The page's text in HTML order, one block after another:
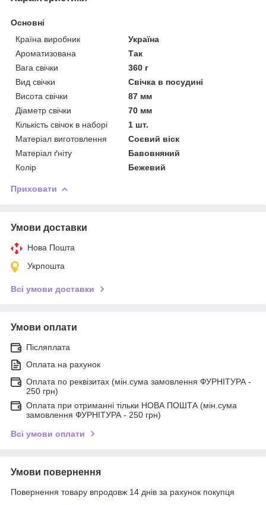
Основні
Країна виробник
Україна
Ароматизована
Так
Вага свічки
360 г
Вид свічки
Свічка в посудині
Висота свічки
87 мм
Діаметр свічки
70 мм
Кількість свічок в наборі
1 шт.
Матеріал виготовлення
Соєвий віск
Матеріал ґніту
Бавовняний
Колір
Бежевий
Приховати
Умови доставки
Нова Пошта
Укрпошта
Всі умови доставки
Умови оплати
Післяплата
Оплата на рахунок
Оплата по реквізитах (мін.сума замовлення ФУРНІТУРА -
250 грн)
Оплата при отриманні тільки НОВА ПОШТА (мін.сума
замовлення ФУРНІТУРА - 250 грн)
Всі умови оплати
Умови повернення
Повернення товару впродовж 14 днів за рахунок покупця